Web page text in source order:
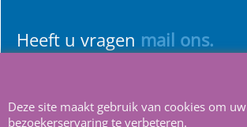
Heeft u vragen mail ons.
Deze site maakt gebruik van cookies om uw
bezoekerservaring te verbeteren.